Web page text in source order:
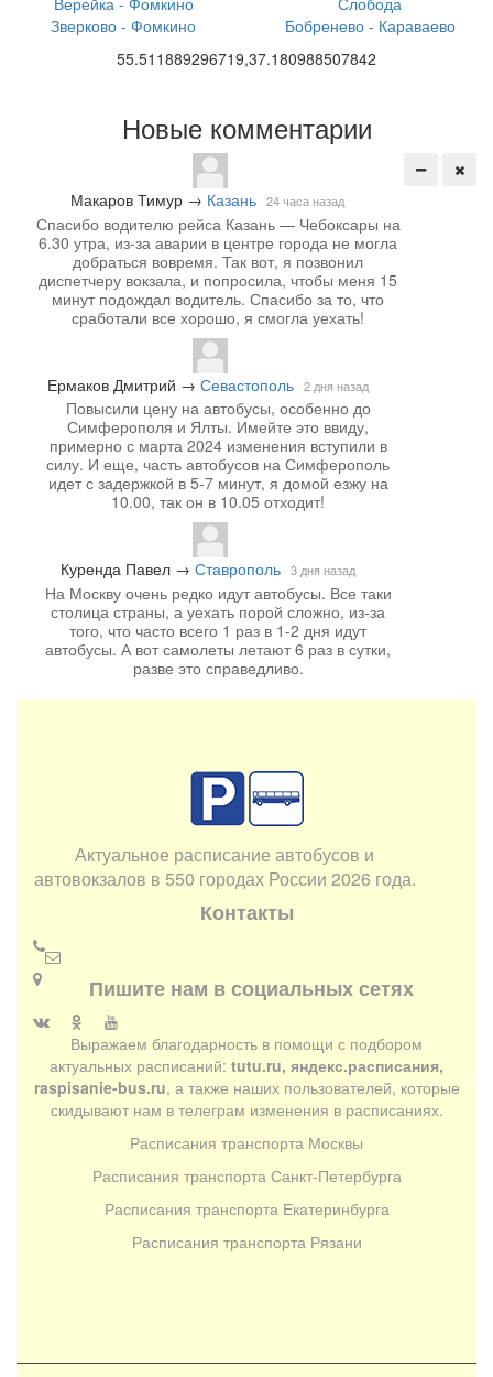
Зверково - Фомкино
Бобренево - Караваево
55.511889296719,37.180988507842
Новые комментарии
Макаров Тимур → Казань 24 часа назад
Спасибо водителю рейса Казань — Чебоксары на
6.30 утра, из-за аварии в центре города не могла
добраться вовремя. Так вот, я позвонил
диспетчеру вокзала, и попросила, чтобы меня 15
минут подождал водитель. Спасибо за то, что
сработали все хорошо, я смогла уехать!
Ермаков Дмитрий → Севастополь 2 дня назад
Повысили цену на автобусы, особенно до
Симферополя и Ялты. Имейте это ввиду,
примерно с марта 2024 изменения вступили в
силу. И еще, часть автобусов на Симферополь
идет с задержкой в 5-7 минут, я домой езжу на
10.00, так он в 10.05 отходит!
Куренда Павел→ Ставрополь 3 дня назад
На Москву очень редко идут автобусы. Все таки
столица страны, а уехать порой сложно, из-за
того, что часто всего 1 раз в 1-2 дня идут
автобусы. А вот самолеты летают 6 раз в сутки,
разве это справедливо.
Актуальное расписание автобусов и
автовокзалов в 550 городах России 2026 года.
Контакты
Пишите нам в социальных сетях
Выражаем благодарность в помощи с подбором
актуальных расписаний: tutu.ru, яндекс.расписания,
raspisanie-bus.ru, а также наших пользователей, которые
скидывают нам в телеграм изменения в расписаниях.
Расписания транспорта Москвы
Расписания транспорта Санкт-Петербурга
Расписания транспорта Екатеринбурга
Расписания транспорта Рязани